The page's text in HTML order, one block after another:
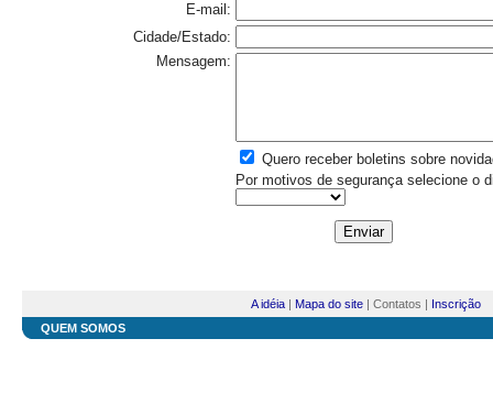
E-mail:
Cidade/Estado:
Mensagem:
Quero receber boletins sobre
Por motivos de segurança selecione o
A idéia | Mapa do site | Contatos | Inscrição
QUEM SOMOS